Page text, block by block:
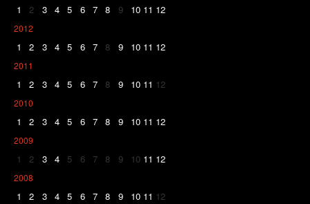
1 2 3 4 5 6 7 8 9 10 11 12
2012
1 2 3 4 5 6 7 8 9 10 11 12
2011
1 2 3 4 5 6 7 8 9 10 11 12
2010
1 2 3 4 5 6 7 8 9 10 11 12
2009
1 2 3 4 5 6 7 8 9 10 11 12
2008
1 2 3 4 5 6 7 8 9 10 11 12